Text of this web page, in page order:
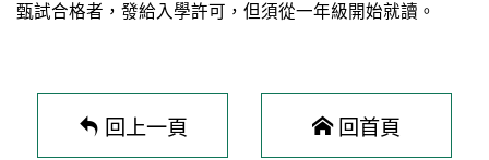
甄試合格者，發給入學許可，但須從一年級開始就讀。
回上一頁 回首頁